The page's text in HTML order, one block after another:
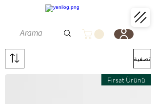
تصفية
Fırsat Ürünü